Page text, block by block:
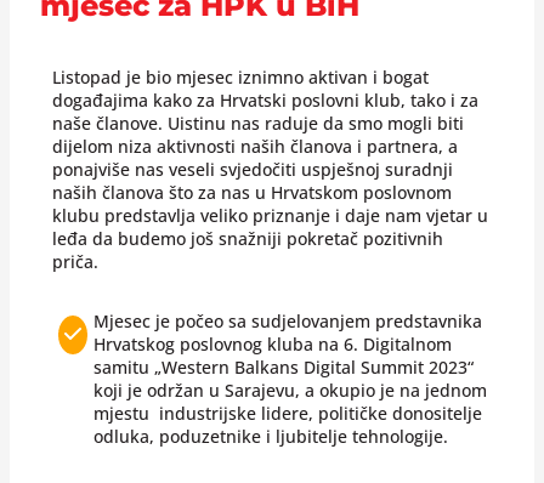
Listopad je bio mjesec iznimno aktivan i bogat
događajima kako za Hrvatski poslovni klub, tako i za
naše članove. Uistinu nas raduje da smo mogli biti
dijelom niza aktivnosti naših članova i partnera, a
ponajviše nas veseli svjedočiti uspješnoj suradnji
naših članova što za nas u Hrvatskom poslovnom
klubu predstavlja veliko priznanje i daje nam vjetar u
leđa da budemo još snažniji pokretač pozitivnih
priča.
Mjesec je počeo sa sudjelovanjem predstavnika
Hrvatskog poslovnog kluba na 6. Digitalnom
samitu „Western Balkans Digital Summit 2023“
koji je održan u Sarajevu, a okupio je na jednom
mjestu industrijske lidere, političke donositelje
odluka, poduzetnike i ljubitelje tehnologije.